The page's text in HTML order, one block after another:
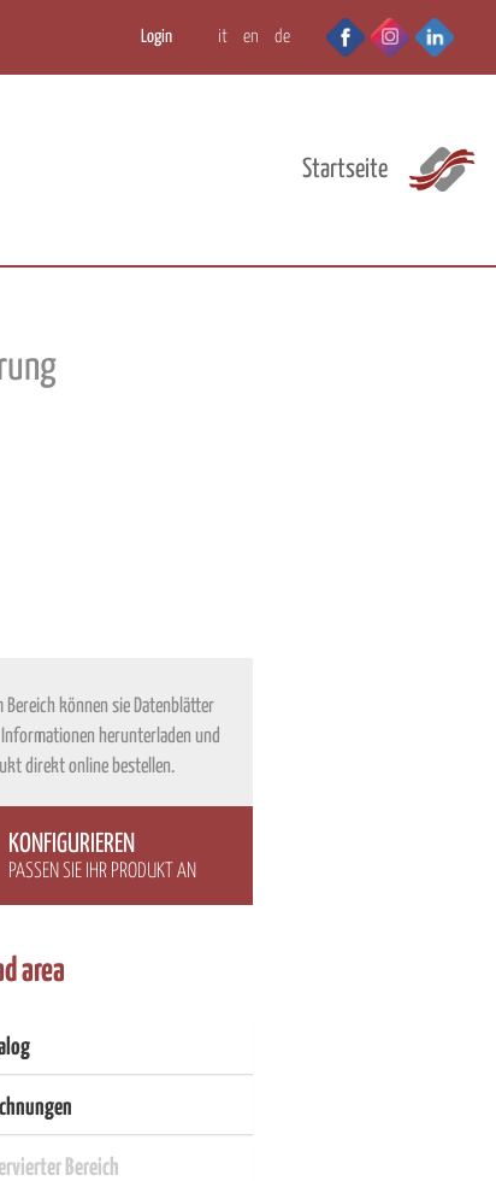
Login it en de
Startseite
Bereich können sie Datenblätter
herunterladen und
direkt online bestellen.
KONFIGURIEREN
PASSEN SIE IHR PRODUKT AN
area
Bereich